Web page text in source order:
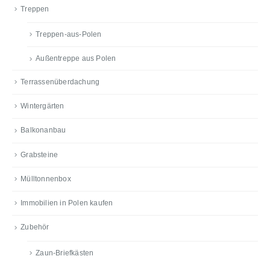
Treppen
Treppen-aus-Polen
Außentreppe aus Polen
Terrassenüberdachung
Wintergärten
Balkonanbau
Grabsteine
Mülltonnenbox
Immobilien in Polen kaufen
Zubehör
Zaun-Briefkästen